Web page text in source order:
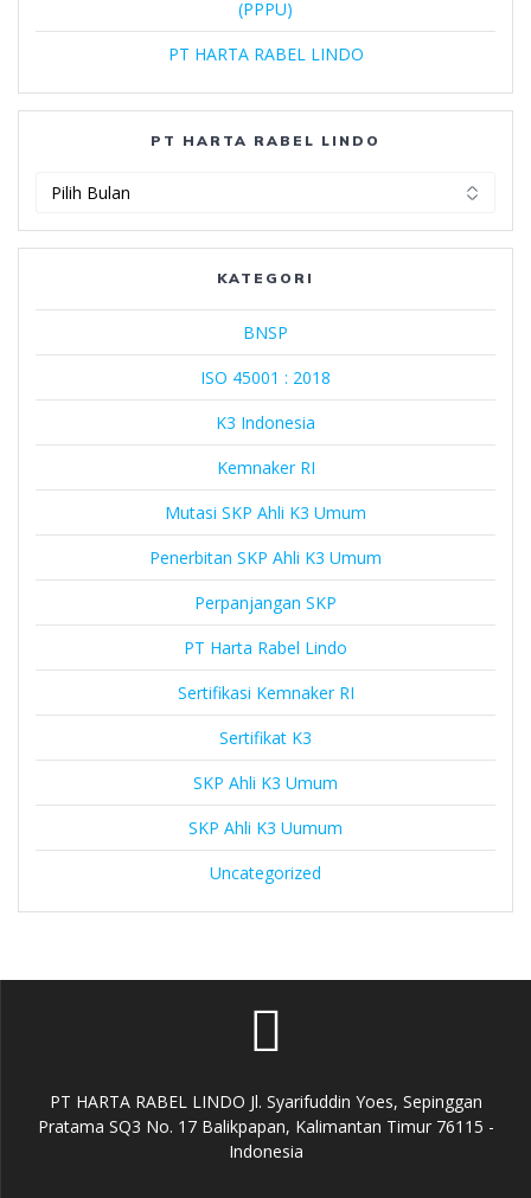
(PPPU)
PT HARTA RABEL LINDO
PT HARTA RABEL LINDO
Rabel
KATEGORI
BNSP
ISO 45001 : 2018
K3 Indonesia
Kemnaker RI
Mutasi SKP Ahli K3 Umum
Penerbitan SKP Ahli K3 Umum
Perpanjangan SKP
PT Harta Rabel Lindo
Sertifikasi Kemnaker RI
Sertifikat K3
SKP Ahli K3 Umum
SKP Ahli K3 Uumum
Uncategorized
PT HARTA RABEL LINDO Jl. Syarifuddin Yoes, Sepinggan
Pratama SQ3 No. 17 Balikpapan, Kalimantan Timur 76115 -
Indonesia